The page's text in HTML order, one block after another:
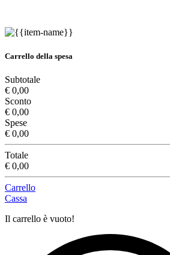
Carrello della spesa
Subtotale
€ 0,00
Sconto
€ 0,00
Spese
€ 0,00
Totale
€ 0,00
Carrello
Cassa
Il carrello è vuoto!